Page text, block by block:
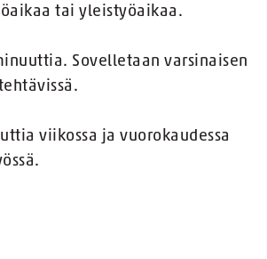
tai yleistyöaikaa.
Sovelletaan varsinaisen
viikossa ja vuorokaudessa